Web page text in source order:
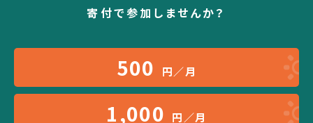
寄付で参加しませんか？
500 円／月
1,000 円／月